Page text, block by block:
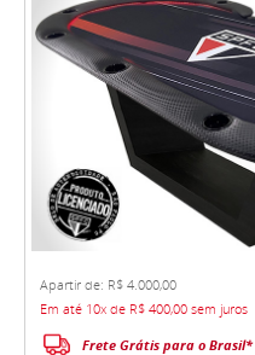
Apartir de: R$ 4.000,00
Em até 10x de R$ 400,00 sem juros
Frete Grátis para o Brasil*